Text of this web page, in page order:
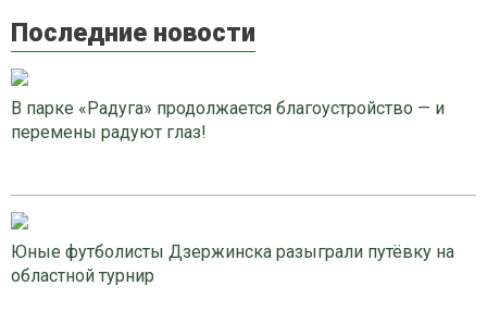
Последние новости
В парке «Радуга» продолжается благоустройство — и
перемены радуют глаз!
Юные футболисты Дзержинска разыграли путёвку на
областной турнир